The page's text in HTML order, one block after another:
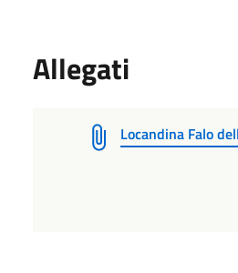
Allegati
Locandina Falo